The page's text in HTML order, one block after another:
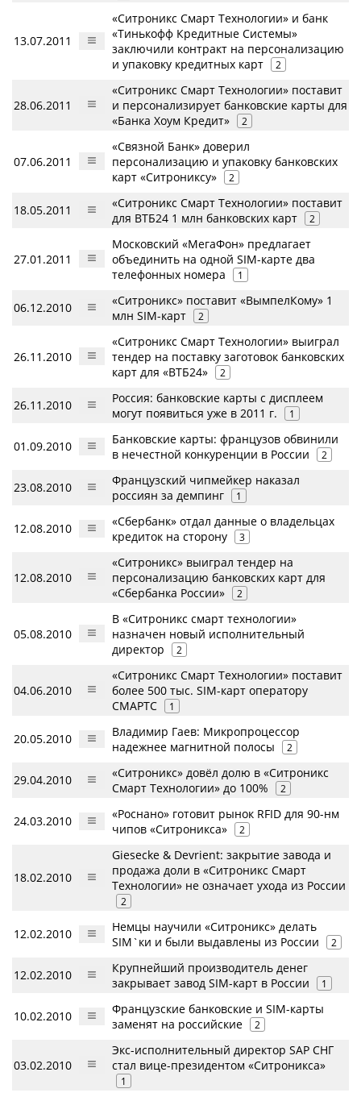
13.07.2011
«Ситроникс Смарт Технологии» и банк
«Тинькофф Кредитные Системы»
заключили контракт на персонализацию
и упаковку кредитных карт
2
28.06.2011
«Ситроникс Смарт Технологии» поставит
и персонализирует банковские карты для
«Банка Хоум Кредит»
2
07.06.2011
«Связной Банк» доверил
персонализацию и упаковку банковских
карт «Ситрониксу»
2
18.05.2011
«Ситроникс Смарт Технологии» поставит
для ВТБ24 1 млн банковских карт
2
27.01.2011
Московский «МегаФон» предлагает
объединить на одной SIM-карте два
телефонных номера
1
06.12.2010
«Ситроникс» поставит «ВымпелКому» 1
млн SIM-карт
2
26.11.2010
«Ситроникс Смарт Технологии» выиграл
тендер на поставку заготовок банковских
карт для «ВТБ24»
2
26.11.2010
Россия: банковские карты с дисплеем
могут появиться уже в 2011 г.
1
01.09.2010
Банковские карты: французов обвинили
в нечестной конкуренции в России
2
23.08.2010
Французский чипмейкер наказал
россиян за демпинг
1
12.08.2010
«Сбербанк» отдал данные о владельцах
кредиток на сторону
3
12.08.2010
«Ситроникс» выиграл тендер на
персонализацию банковских карт для
«Сбербанка России»
2
05.08.2010
В «Ситроникс смарт технологии»
назначен новый исполнительный
директор
2
04.06.2010
«Ситроникс Смарт Технологии» поставит
более 500 тыс. SIM-карт оператору
СМАРТС
1
20.05.2010
Владимир Гаев: Микропроцессор
надежнее магнитной полосы
2
29.04.2010
«Ситроникс» довёл долю в «Ситроникс
Смарт Технологии» до 100%
2
24.03.2010
«Роснано» готовит рынок RFID для 90-нм
чипов «Ситроникса»
2
18.02.2010
Giesecke & Devrient: закрытие завода и
продажа доли в «Ситроникс Смарт
Технологии» не означает ухода из России
2
12.02.2010
Немцы научили «Ситроникс» делать
SIM`ки и были выдавлены из России
2
12.02.2010
Крупнейший производитель денег
закрывает завод SIM-карт в России
1
10.02.2010
Французские банковские и SIM-карты
заменят на российские
2
03.02.2010
Экс-исполнительный директор SAP СНГ
стал вице-президентом «Ситроникса»
1